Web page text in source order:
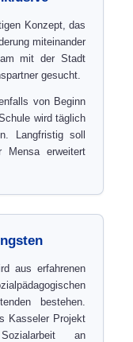
Konzept, das
miteinander
mit der Stadt
gesucht.
von Beginn
wird täglich
Langfristig soll
erweitert
aus erfahrenen
bestehen.
Kasseler Projekt
an